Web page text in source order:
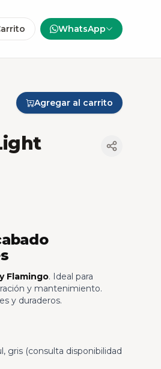
WhatsApp
Agregar al carrito
Flamingo. Ideal para
y mantenimiento.
y duraderos.
gris (consulta disponibilidad